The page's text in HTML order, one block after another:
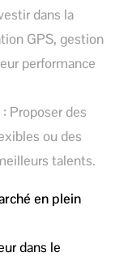
dans la
GPS, gestion
performance
: Proposer des
ou des
talents.
en plein
dans le